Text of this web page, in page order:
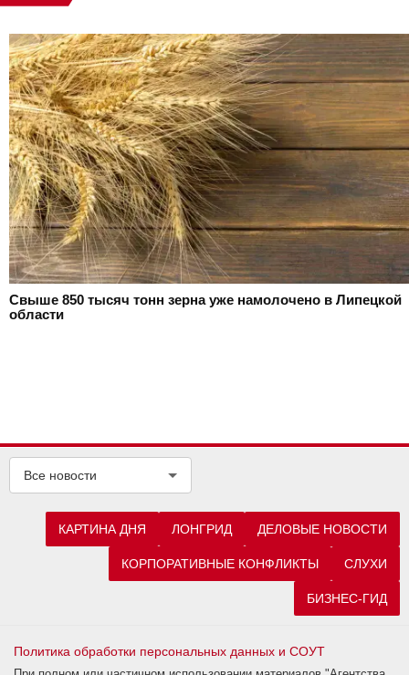
Свыше 850 тысяч тонн зерна уже намолочено в Липецкой
области
Все новости
КАРТИНА ДНЯ ЛОНГРИД ДЕЛОВЫЕ НОВОСТИ
КОРПОРАТИВНЫЕ КОНФЛИКТЫ СЛУХИ
БИЗНЕС-ГИД
Политика обработки персональных данных и СОУТ